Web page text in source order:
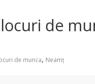
de
de munca, Neamț